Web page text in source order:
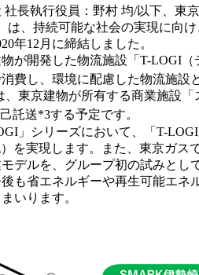
長執行役員：野村 均/以下、東
、持続可能な社会の実現に向
年12月に締結しました。
が開発した物流施設「T-LOGI
費し、環境に配慮した物流施設
東京建物が所有する商業施設
託送*3する予定です。
」シリーズにおいて、「T-
を実現します。また、東京ガス
デルを、グループ初の試みとし
も省エネルギーや再生可能エネ
いります。